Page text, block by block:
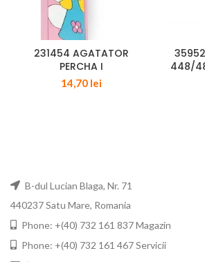
231454 AGATATOR
PERCHA I
14,70 lei
35952
448/
B-dul Lucian Blaga, Nr. 71
440237 Satu Mare, Romania
Phone: +(40) 732 161 837 Magazin
Phone: +(40) 732 161 467 Servicii